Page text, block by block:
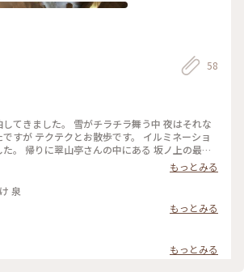
58
してきました。 雪がチラチラ舞う中 夜はそれな
ですが テクテクとお散歩です。 イルミネーショ
坂ノ上の最中
買い とても気持ち的に優雅な時間を過ごすこ
最中 #雪景色#
もっとみる
泉
もっとみる
もっとみる